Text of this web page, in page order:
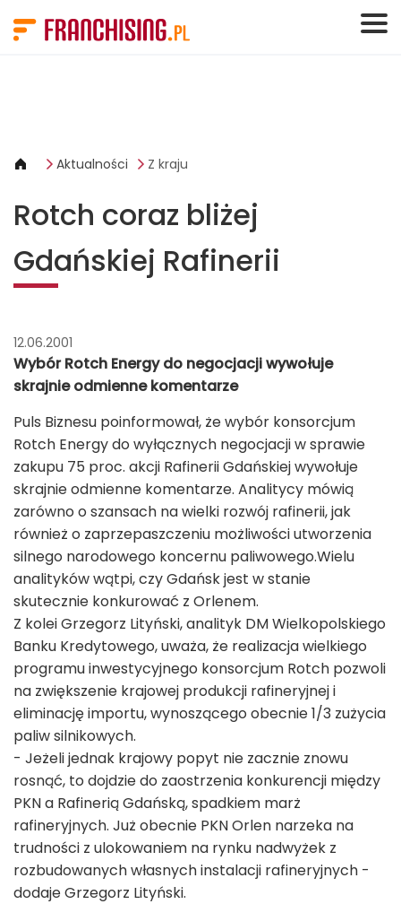
Aktualności Z kraju
Rotch coraz bliżej
Gdańskiej Rafinerii
12.06.2001
Wybór Rotch Energy do negocjacji wywołuje
skrajnie odmienne komentarze
Puls Biznesu poinformował, że wybór konsorcjum
Rotch Energy do wyłącznych negocjacji w sprawie
zakupu 75 proc. akcji Rafinerii Gdańskiej wywołuje
skrajnie odmienne komentarze. Analitycy mówią
zarówno o szansach na wielki rozwój rafinerii, jak
również o zaprzepaszczeniu możliwości utworzenia
silnego narodowego koncernu paliwowego.Wielu
analityków wątpi, czy Gdańsk jest w stanie
skutecznie konkurować z Orlenem.
Z kolei Grzegorz Lityński, analityk DM Wielkopolskiego
Banku Kredytowego, uważa, że realizacja wielkiego
programu inwestycyjnego konsorcjum Rotch pozwoli
na zwiększenie krajowej produkcji rafineryjnej i
eliminację importu, wynoszącego obecnie 1/3 zużycia
paliw silnikowych.
- Jeżeli jednak krajowy popyt nie zacznie znowu
rosnąć, to dojdzie do zaostrzenia konkurencji między
PKN a Rafinerią Gdańską, spadkiem marż
rafineryjnych. Już obecnie PKN Orlen narzeka na
trudności z ulokowaniem na rynku nadwyżek z
rozbudowanych własnych instalacji rafineryjnych -
dodaje Grzegorz Lityński.